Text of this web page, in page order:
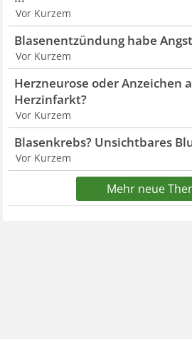
Vor Kurzem
Blasenentzündung habe Angst
Vor Kurzem
Herzneurose oder Anzeichen
Herzinfarkt?
Vor Kurzem
Blasenkrebs? Unsichtbares
Vor Kurzem
Mehr neue